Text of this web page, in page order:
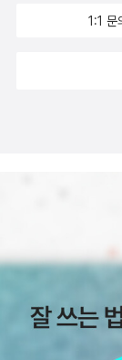
어가 우리에게 진
를 경험했던 독자
나로 묻힐까봐 독
조에 관한 책보다
의미를 지우려한
정조의 시도가 순
그동안 블링크와
자 숨겨놓고 소장
게 꼭 하고 싶은 이
실행 등 하나 하나
어가 우리에게 진
야성을 버리지 못
맛깔스럽게 할 줄
키네와 시안화물을
치즈로 막았다. 나
신 장갑을 끼고 있
다'매서운 겨울, 적
책이 궁금해진다.
도책엔 동남아시
인다.아이들이 읽
많이 나왔다. 역사
은 공부를 더욱 즐
1:1 문